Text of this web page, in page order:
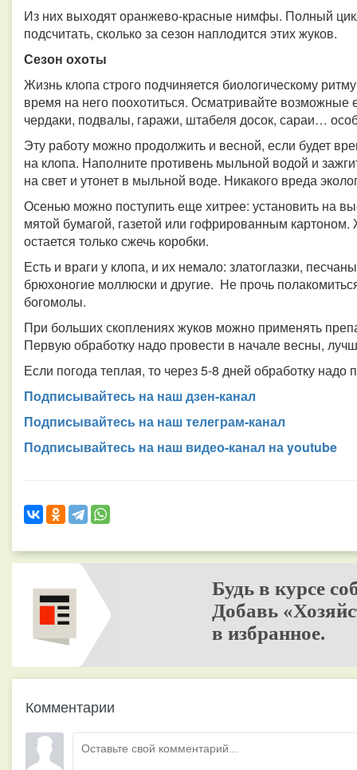
Из них выходят оранжево-красные нимфы. Полный
подсчитать, сколько за сезон наплодится этих жуков.
Сезон охоты
Жизнь клопа строго подчиняется биологическому
время на него поохотиться. Осматривайте возможные
чердаки, подвалы, гаражи, штабеля досок, сараи…
Эту работу можно продолжить и весной, если будет
на клопа. Наполните противень мыльной водой и
на свет и утонет в мыльной воде. Никакого вреда
Осенью можно поступить еще хитрее: установить на
мятой бумагой, газетой или гофрированным картоном.
остается только сжечь коробки.
Есть и враги у клопа, и их немало: златоглазки,
брюхоногие моллюски и другие. Не прочь
богомолы.
При больших скоплениях жуков можно применять
Первую обработку надо провести в начале весны,
Если погода теплая, то через 5-8 дней обработку надо
Подписывайтесь на наш дзен-канал
Подписывайтесь на наш телеграм-канал
Подписывайтесь на наш видео-канал на youtube
Будь в курсе
Добавь
в избранное.
Комментарии